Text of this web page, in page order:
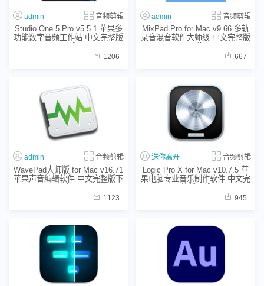
admin 音频剪辑
Studio One 5 Pro v5.5.1 苹果多
功能数字音频工作站 中文完整版
1206
admin 音频剪辑
MixPad Pro for Mac v9.66 多轨
录音混音软件大师级 中文完整版
667
admin 音频剪辑
WavePad大师版 for Mac v16.71
苹果声音编辑软件 中文完整版下
1123
送你离开 音频剪辑
Logic Pro X for Mac v10.7.5 苹
果电脑专业音乐制作软件 中文完
945